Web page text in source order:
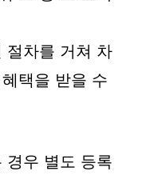
절차를 거쳐 차
택을 받을 수
경우 별도 등록